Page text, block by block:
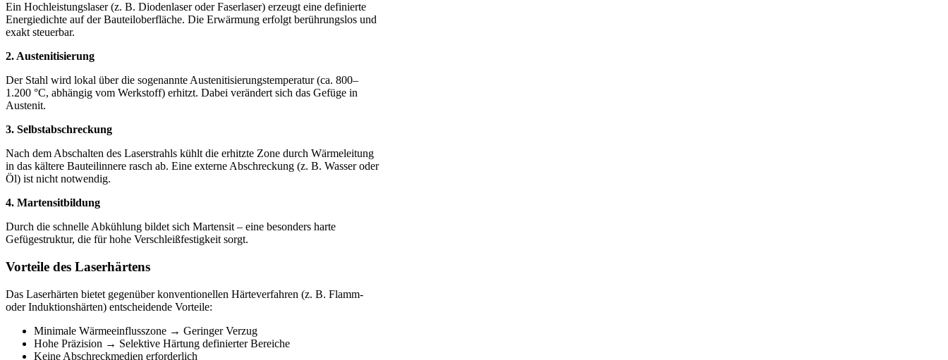
Ein Hochleistungslaser (z. B. Diodenlaser oder Faserlaser) erzeugt eine definierte
Energiedichte auf der Bauteiloberfläche. Die Erwärmung erfolgt berührungslos und
exakt steuerbar.
2. Austenitisierung
Der Stahl wird lokal über die sogenannte Austenitisierungstemperatur (ca. 800–
1.200 °C, abhängig vom Werkstoff) erhitzt. Dabei verändert sich das Gefüge in
Austenit.
3. Selbstabschreckung
Nach dem Abschalten des Laserstrahls kühlt die erhitzte Zone durch Wärmeleitung
in das kältere Bauteilinnere rasch ab. Eine externe Abschreckung (z. B. Wasser oder
Öl) ist nicht notwendig.
4. Martensitbildung
Durch die schnelle Abkühlung bildet sich Martensit – eine besonders harte
Gefügestruktur, die für hohe Verschleißfestigkeit sorgt.
Vorteile des Laserhärtens
Das Laserhärten bietet gegenüber konventionellen Härteverfahren (z. B. Flamm-
oder Induktionshärten) entscheidende Vorteile:
Minimale Wärmeeinflusszone → Geringer Verzug
Hohe Präzision → Selektive Härtung definierter Bereiche
Keine Abschreckmedien erforderlich